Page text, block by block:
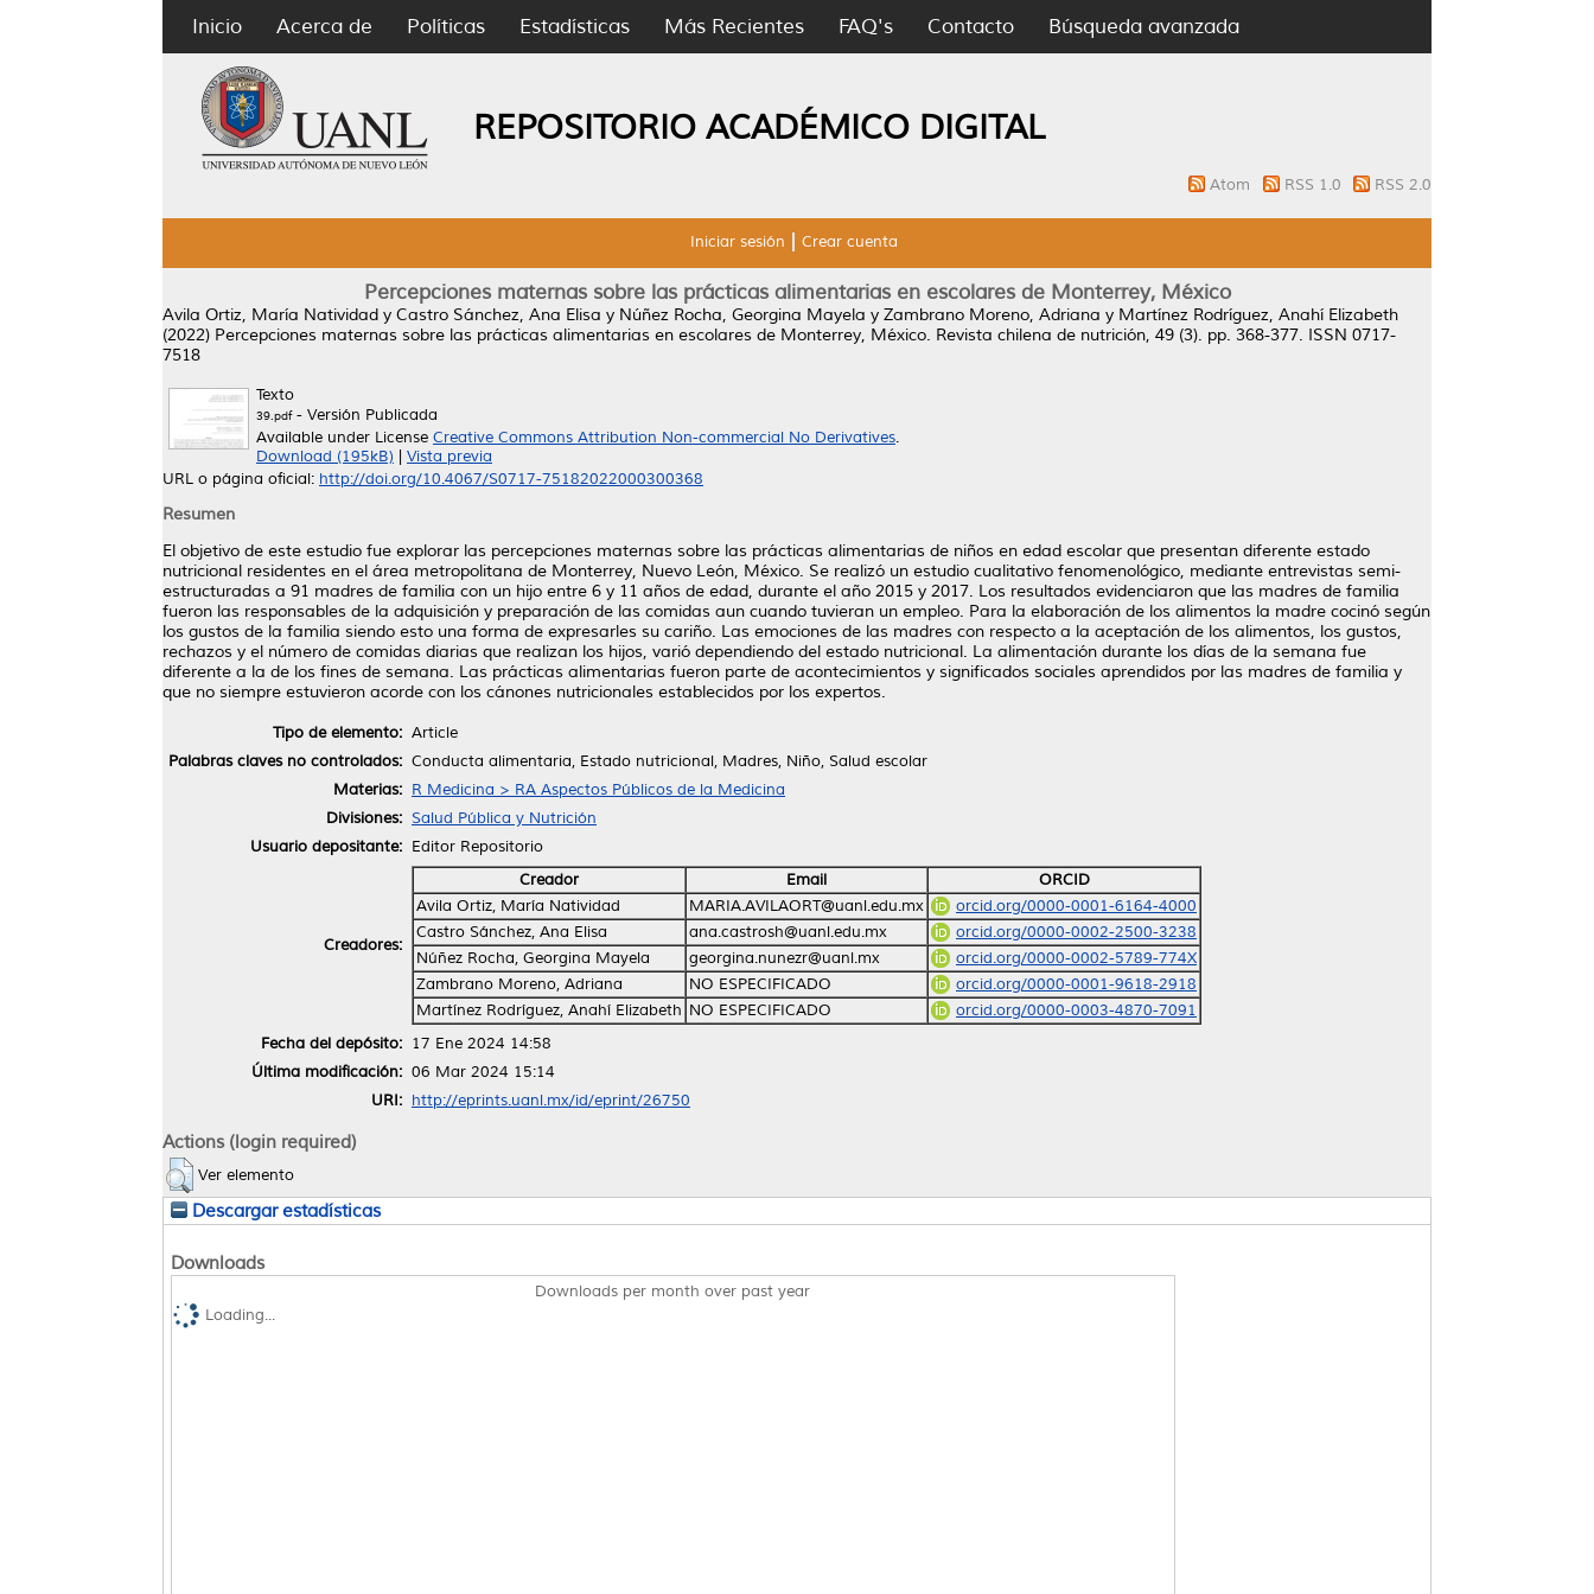
Inicio Acerca de Políticas Estadísticas Más Recientes FAQ's Contacto Búsqueda avanzada
REPOSITORIO ACADÉMICO DIGITAL
Atom RSS 1.0 RSS 2.0
Iniciar sesión Crear cuenta
Percepciones maternas sobre las prácticas alimentarias en escolares de Monterrey, México
Avila Ortiz, María Natividad y Castro Sánchez, Ana Elisa y Núñez Rocha, Georgina Mayela y Zambrano Moreno, Adriana y Martínez Rodríguez, Anahí Elizabeth
(2022) Percepciones maternas sobre las prácticas alimentarias en escolares de Monterrey, México. Revista chilena de nutrición, 49 (3). pp. 368-377. ISSN 0717-
7518
Texto
39.pdf- Versión Publicada
Available under License Creative Commons Attribution Non-commercial No Derivatives.
Download (195kB)
Vista previa
URL o página oficial: http://doi.org/10.4067/S0717-75182022000300368
Resumen
El objetivo de este estudio fue explorar las percepciones maternas sobre las prácticas alimentarias de niños en edad escolar que presentan diferente estado
nutricional residentes en el área metropolitana de Monterrey, Nuevo León, México. Se realizó un estudio cualitativo fenomenológico, mediante entrevistas semi-
estructuradas a 91 madres de familia con un hijo entre 6 y 11 años de edad, durante el año 2015 y 2017. Los resultados evidenciaron que las madres de familia
fueron las responsables de la adquisición y preparación de las comidas aun cuando tuvieran un empleo. Para la elaboración de los alimentos la madre cocinó según
los gustos de la familia siendo esto una forma de expresarles su cariño. Las emociones de las madres con respecto a la aceptación de los alimentos, los gustos,
rechazos y el número de comidas diarias que realizan los hijos, varió dependiendo del estado nutricional. La alimentación durante los días de la semana fue
diferente a la de los fines de semana. Las prácticas alimentarias fueron parte de acontecimientos y significados sociales aprendidos por las madres de familia y
que no siempre estuvieron acorde con los cánones nutricionales establecidos por los expertos.
Tipo de elemento: Article
Palabras claves no controlados: Conducta alimentaria, Estado nutricional, Madres, Niño, Salud escolar
Materias: R Medicina > RA Aspectos Públicos de la Medicina
Divisiones: Salud Pública y Nutrición
Usuario depositante: Editor Repositorio
Creadores:
Creador Email
ORCID
Avila Ortiz, María Natividad
MARIA.AVILAORT@uanl.edu.mx
orcid.org/0000-0001-6164-4000
Castro Sánchez, Ana Elisa
ana.castrosh@uanl.edu.mx
orcid.org/0000-0002-2500-3238
Núñez Rocha, Georgina Mayela
georgina.nunezr@uanl.mx
orcid.org/0000-0002-5789-774X
Zambrano Moreno, Adriana
NO ESPECIFICADO
orcid.org/0000-0001-9618-2918
Martínez Rodríguez, Anahí Elizabeth NO ESPECIFICADO
orcid.org/0000-0003-4870-7091
Fecha del depósito: 17 Ene 2024 14:58
Última modificación: 06 Mar 2024 15:14
URI: http://eprints.uanl.mx/id/eprint/26750
Actions (login required)
Ver elemento
Descargar estadísticas
Downloads
Downloads per month over past year
Loading...